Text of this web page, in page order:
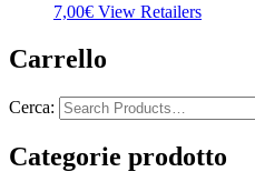
7,00€ View Retailers
Carrello
Cerca:
Categorie prodotto